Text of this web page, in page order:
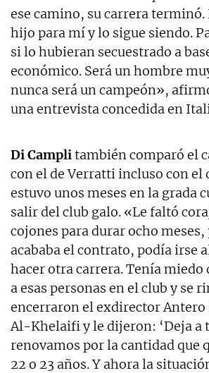
ese camino, su carrera terminó.
hijo para mí y lo sigue siendo.
si lo hubieran secuestrado a
económico. Será un hombre
nunca será un campeón»,
una entrevista concedida en
Di Camplitambién comparó el
con el de Verratti incluso con el
estuvo unos meses en la grada
salir del club galo. «Le faltó
cojones para durar ocho meses,
acababa el contrato, podía irse
hacer otra carrera. Tenía miedo
a esas personas en el club y se
encerraron el exdirector Antero
Al-Khelaifi y le dijeron: ‘Deja a
renovamos por la cantidad que
22 o 23 años. Y ahora la